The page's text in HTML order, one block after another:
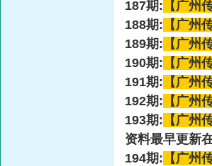
187期: 【广州
188期: 【广州
189期: 【广州
190期: 【广州
191期: 【广州
192期: 【广州
193期: 【广州
资料最早更新
194期: 【广州